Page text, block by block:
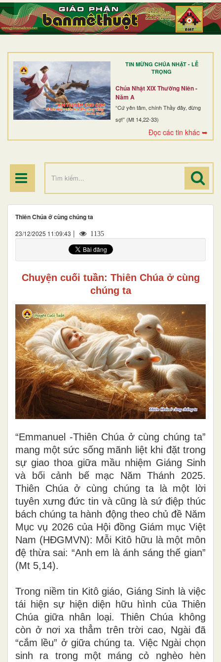
TIN MỪNG CHÚA NHẬT - LỄ
TRỌNG
Chúa Nhật XIX Thường Niên -
Năm A
“Cứ yên tâm, chính Thầy đây, đừng
sợ!” (Mt 14,22-33)
Đọc các tin khác ➥
TRANG NHẤT
GIỚI THIỆU
DÒNG TU
BAN MỤC VỤ
ĐOÀN THỂ CG
Thiên Chúa ở cùng chúng ta
23/12/2025 11:09:43 | 1135
Chuyện cuối tuần: Thiên Chúa ở cùng
chúng ta
“Emmanuel -Thiên Chúa ở cùng chúng ta”
mang một sức sống mãnh liệt khi đặt trong
sự giao thoa giữa mầu nhiệm Giáng Sinh
và bối cảnh bế mạc Năm Thánh 2025.
Thiên Chúa ở cùng chúng ta là một lời
tuyên xưng đức tin và cũng là sứ điệp thúc
bách chúng ta hành động theo chủ đề Năm
Mục vụ 2026 của Hội đồng Giám mục Việt
Nam (HĐGMVN): Mỗi Kitô hữu là một môn
đệ thừa sai: “Anh em là ánh sáng thế gian”
(Mt 5,14).
Trong niềm tin Kitô giáo, Giáng Sinh là việc
tái hiện sự hiện diện hữu hình của Thiên
Chúa giữa nhân loại. Thiên Chúa không
còn ở nơi xa thẳm trên trời cao, Ngài đã
“cắm lều” ở giữa chúng ta. Việc Ngài chọn
sinh ra trong một máng cỏ nghèo hèn